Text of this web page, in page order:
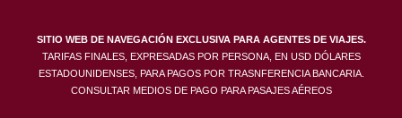
SITIO WEB DE NAVEGACIÓN EXCLUSIVA PARA AGENTES DE VIAJES.
TARIFAS FINALES, EXPRESADAS POR PERSONA, EN USD DÓLARES
ESTADOUNIDENSES, PARA PAGOS POR TRASNFERENCIA BANCARIA.
CONSULTAR MEDIOS DE PAGO PARA PASAJES AÉREOS